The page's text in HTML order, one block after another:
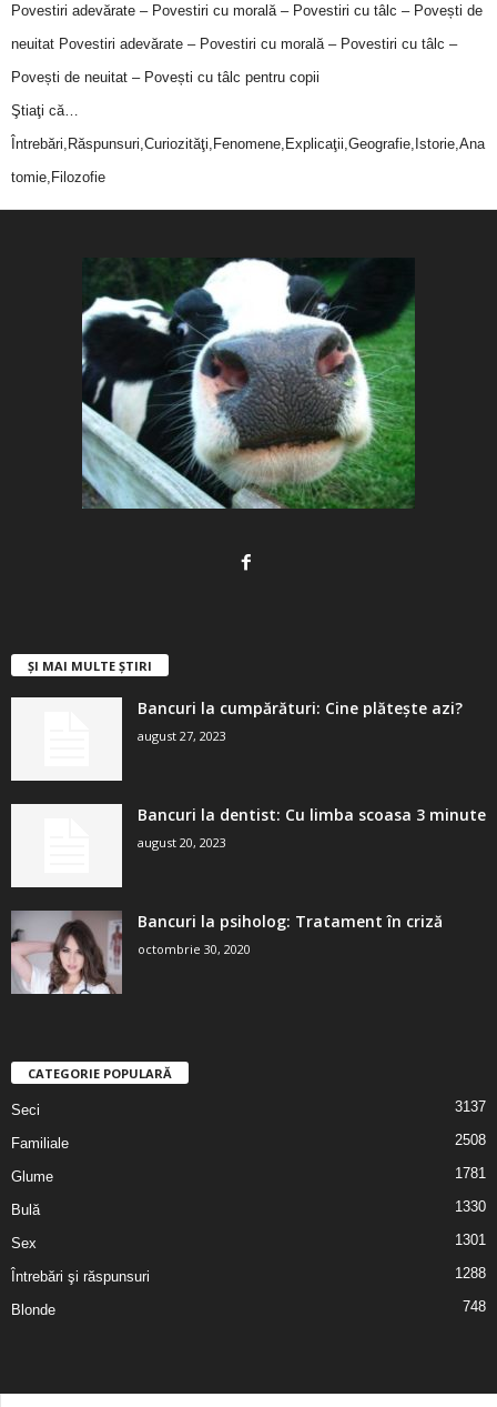
Povestiri adevărate – Povestiri cu morală – Povestiri cu tâlc – Povești de
neuitat Povestiri adevărate – Povestiri cu morală – Povestiri cu tâlc –
Povești de neuitat – Povești cu tâlc pentru copii
Ştiaţi că…
Întrebări,Răspunsuri,Curiozităţi,Fenomene,Explicaţii,Geografie,Istorie,Ana
tomie,Filozofie
ȘI MAI MULTE ȘTIRI
Bancuri la cumpărături: Cine plătește azi?
august 27, 2023
Bancuri la dentist: Cu limba scoasa 3 minute
august 20, 2023
Bancuri la psiholog: Tratament în criză
octombrie 30, 2020
CATEGORIE POPULARĂ
Seci 3137
Familiale 2508
Glume 1781
Bulă 1330
Sex 1301
Întrebări şi răspunsuri 1288
Blonde 748